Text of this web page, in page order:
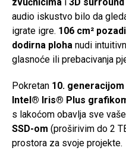
audio iskustvo bilo da
igrate igre. 106 cm²
dodirna ploha nudi
glasnoće ili prebacivanja
Pokretan 10.
Intel® Iris® Plus
s lakoćom obavlja sve
SSD-om (proširivim do 2
prostora za svoje projekte.